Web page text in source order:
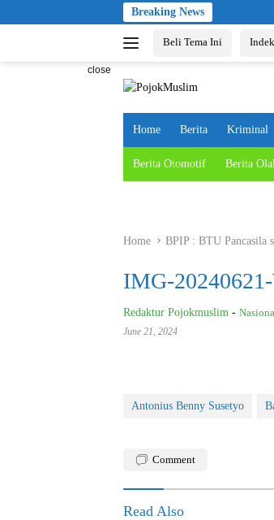
to
Breaking News
Beli Tema Ini
close
Home Berita Kriminal
Berita Otomotif Berita
Home BPIP : BTU Pancasila
IMG-
Redaktur Pojokmuslim -
June 21, 2024
Antonius Benny Susetyo
Comment
Read Also